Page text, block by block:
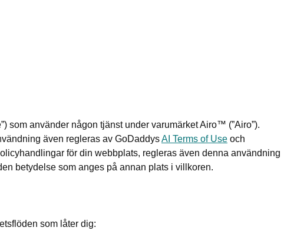
som använder någon tjänst under varumärket Airo™ (”Airo”).
även regleras av GoDaddysAI Terms of Use och
för din webbplats, regleras även denna användning
betydelse som anges på annan plats i villkoren.
som låter dig: